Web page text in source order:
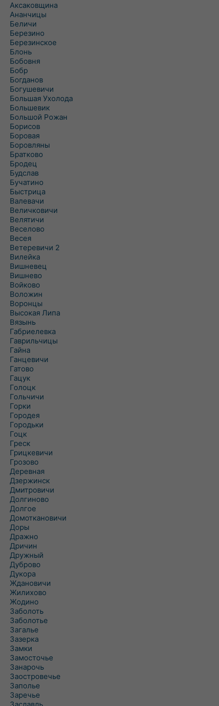
Аксаковщина
Ананчицы
Беличи
Березино
Березинское
Блонь
Бобовня
Бобр
Богданов
Богушевичи
Большая Ухолода
Большевик
Большой Рожан
Борисов
Боровая
Боровляны
Братково
Бродец
Будслав
Бучатино
Быстрица
Валевачи
Величковичи
Велятичи
Веселово
Весея
Ветеревичи 2
Вилейка
Вишневец
Вишнево
Войково
Воложин
Воронцы
Высокая Липа
Вязынь
Габриелевка
Гаврильчицы
Гайна
Ганцевичи
Гатово
Гацук
Голоцк
Гольчичи
Горки
Городея
Городьки
Гоцк
Греск
Грицкевичи
Грозово
Деревная
Дзержинск
Дмитровичи
Долгиново
Долгое
Домоткановичи
Доры
Дражно
Дричин
Дружный
Дуброво
Дукора
Ждановичи
Жилихово
Жодино
Заболоть
Заболотье
Загалье
Зазерка
Замки
Замосточье
Занарочь
Заостровечье
Заполье
Заречье